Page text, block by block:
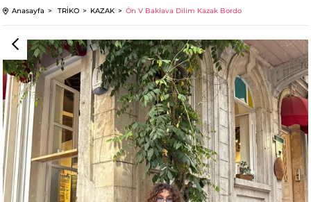
Anasayfa TRİKO KAZAK Ön V Baklava Dilim Kazak Bordo